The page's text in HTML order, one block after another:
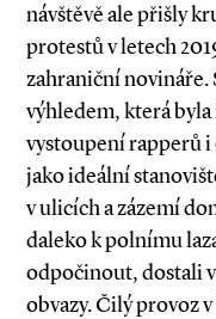
návštěvě ale přišly
protestů v letech
zahraniční novináře.
výhledem, která
vystoupení rapperů
jako ideální
v ulicích a zázemí
daleko k polnímu
odpočinout, dostali
obvazy. Čilý provoz